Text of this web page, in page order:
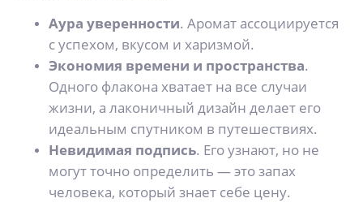
Аура уверенности. Аромат ассоциируется
с успехом, вкусом и харизмой.
Экономия времени и пространства.
Одного флакона хватает на все случаи
жизни, а лаконичный дизайн делает его
идеальным спутником в путешествиях.
Невидимая подпись. Его узнают, но не
могут точно определить — это запах
человека, который знает себе цену.